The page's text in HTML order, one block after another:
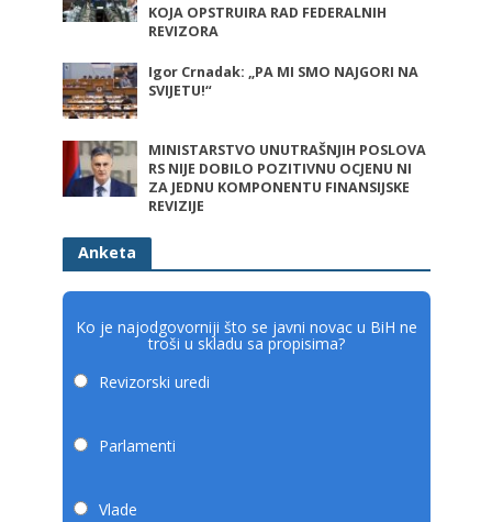
KOJA OPSTRUIRA RAD FEDERALNIH
REVIZORA
Igor Crnadak: „PA MI SMO NAJGORI NA
SVIJETU!“
MINISTARSTVO UNUTRAŠNJIH POSLOVA
RS NIJE DOBILO POZITIVNU OCJENU NI
ZA JEDNU KOMPONENTU FINANSIJSKE
REVIZIJE
Anketa
Ko je najodgovorniji što se javni novac u BiH ne
troši u skladu sa propisima?
Revizorski uredi
Parlamenti
Vlade